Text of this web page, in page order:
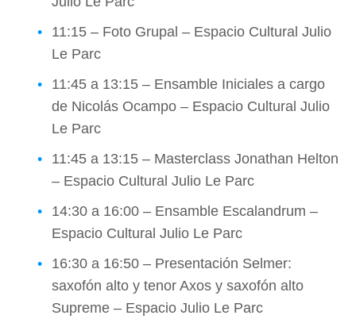
11:15 – Foto Grupal – Espacio Cultural Julio
Le Parc
11:45 a 13:15 – Ensamble Iniciales a cargo
de Nicolás Ocampo – Espacio Cultural Julio
Le Parc
11:45 a 13:15 – Masterclass Jonathan Helton
– Espacio Cultural Julio Le Parc
14:30 a 16:00 – Ensamble Escalandrum –
Espacio Cultural Julio Le Parc
16:30 a 16:50 – Presentación Selmer:
saxofón alto y tenor Axos y saxofón alto
Supreme – Espacio Julio Le Parc